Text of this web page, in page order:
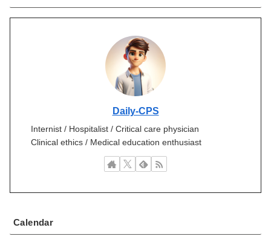
Daily-CPS
Internist / Hospitalist / Critical care physician
Clinical ethics / Medical education enthusiast
Calendar